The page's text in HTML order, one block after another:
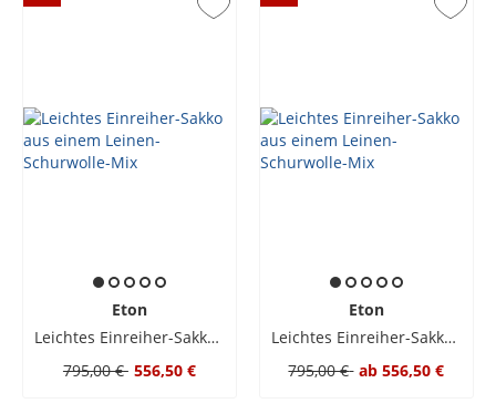
Eton
Leichtes Einreiher-Sakko aus einem Leinen-Schurwolle-Mix
795,00 € 556,50 €
Eton
Leichtes Einreiher-Sakko aus einem Leinen-Schurwolle-Mix
795,00 € ab 556,50 €